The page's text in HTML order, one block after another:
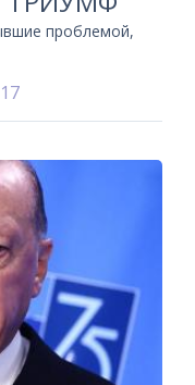
проблемой,